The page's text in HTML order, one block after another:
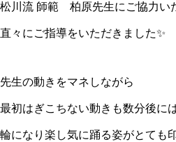
松川流 師範 柏原先生にご協力い
直々にご指導をいただきました✨
先生の動きをマネしながら
最初はぎこちない動きも数分後に
輪になり楽し気に踊る姿がとても